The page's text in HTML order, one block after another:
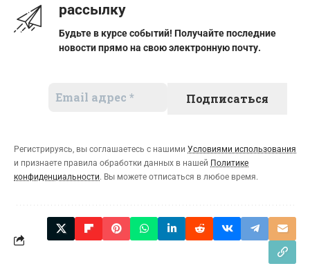
рассылку
Будьте в курсе событий! Получайте последние
новости прямо на свою электронную почту.
Регистрируясь, вы соглашаетесь с нашими Условиями использования
и признаете правила обработки данных в нашей Политике
конфиденциальности. Вы можете отписаться в любое время.